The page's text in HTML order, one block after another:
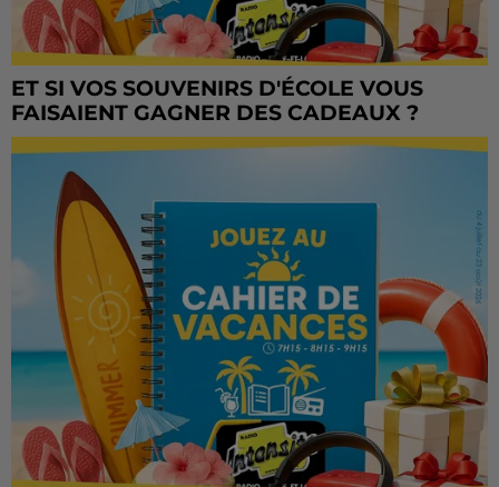
ET SI VOS SOUVENIRS D'ÉCOLE VOUS
FAISAIENT GAGNER DES CADEAUX ?